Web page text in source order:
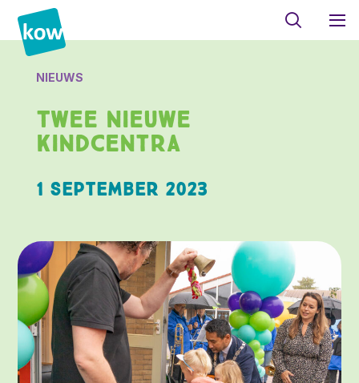
NIEUWS
Twee nieuwe
kindcentra
1 september 2023